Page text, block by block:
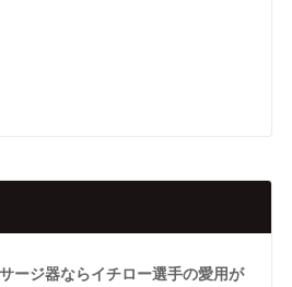
ージ器ならイチロー選手の愛用が